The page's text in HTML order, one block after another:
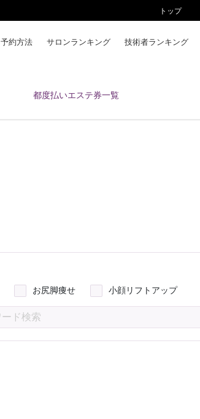
トップ
予約方法 サロンランキング 技術者ランキング
都度払いエステ券一覧
お支払い方法
予約方法
お尻脚痩せ 小顔リフトアップ